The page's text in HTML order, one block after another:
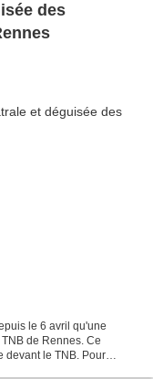
des
le 6 avril qu'une
de Rennes. Ce
devant le TNB. Pour